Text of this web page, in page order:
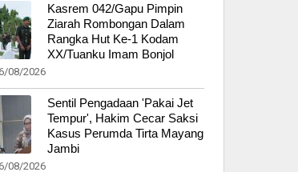
Kasrem 042/Gapu Pimpin
Ziarah Rombongan Dalam
Rangka Hut Ke-1 Kodam
XX/Tuanku Imam Bonjol
08/2026
Sentil Pengadaan 'Pakai Jet
Tempur', Hakim Cecar Saksi
Kasus Perumda Tirta Mayang
Jambi
08/2026